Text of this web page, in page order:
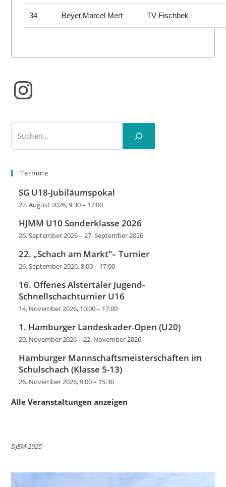
34 Beyer,Marcel Mert TV Fischbek
Instagram
Termine
SG U18-Jubiläumspokal
22. August 2026, 9:30– 17:00
HJMM U10 Sonderklasse 2026
26. September 2026–27. September 2026
22. „Schach am Markt“– Turnier
26. September 2026, 8:00– 17:00
16. Offenes Alstertaler Jugend-
Schnellschachturnier U16
14. November 2026, 10:00– 17:00
1. Hamburger Landeskader-Open (U20)
20. November 2026–22. November 2026
Hamburger Mannschaftsmeisterschaften im
Schulschach (Klasse 5-13)
26. November 2026, 9:00– 15:30
Alle Veranstaltungen anzeigen
DJEM 2025